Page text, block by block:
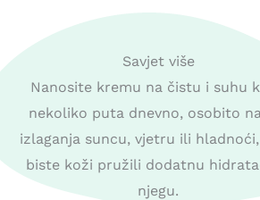
Savjet više
Nanosite kremu na čistu i suhu
nekoliko puta dnevno, osobito
izlaganja suncu, vjetru ili
biste koži pružili dodatnu
njegu.